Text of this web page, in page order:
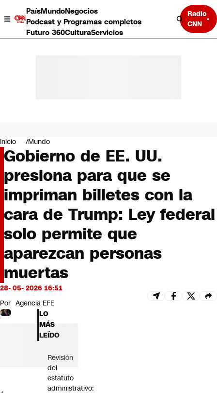
PaísMundoNegocios
Podcast y Programas completos
Futuro 360CulturaServicios
Radio
CNN
Negocios
Deportes
Programas completos
Cultura
Servicios
Bits
CNN Data
CNN tiempo
Futuro 360
Opinión
Inicio Mundo
Gobierno de EE. UU.
presiona para que se
impriman billetes con la
cara de Trump: Ley federal
solo permite que
aparezcan personas
muertas
28- 05- 2026 16:51
Por Agencia EFE
LO
MÁS
LEÍDO
Revisión
del
estatuto
administrativo: